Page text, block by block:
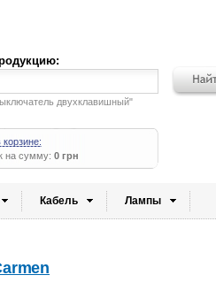
двухклавишный"
на сумму: 0 грн
Кабель Лампы